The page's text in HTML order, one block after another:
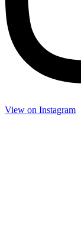
View on Insta­gram